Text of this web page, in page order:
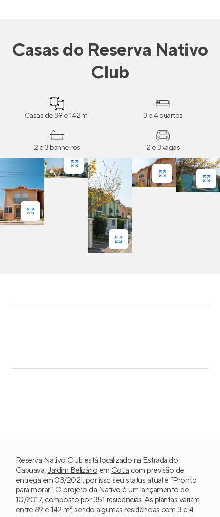
Casasdo Reserva Nativo
Club
Casas de 89 e 142 m² 3 e 4 quartos
2 e 3 banheiros 2 e 3 vagas
Reserva Nativo Club está localizado na Estrada do
Capuava, Jardim Belizário em Cotia com previsão de
entrega em 03/2021, por isso seu status atual é “Pronto
para morar”. O projeto da Nativo é um lançamento de
10/2017, composto por 351 residências. As plantas variam
entre 89 e 142 m², sendo algumas residências com 3 e 4